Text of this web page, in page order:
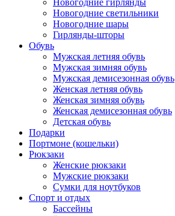
Новогодние светильники
Новогодние шары
Гирлянды-шторы
Обувь
Мужская летняя обувь
Мужская зимняя обувь
Мужская демисезонная обувь
Женская летняя обувь
Женская зимняя обувь
Женская демисезонная обувь
Детская обувь
Подарки
Портмоне (кошельки)
Рюкзаки
Женские рюкзаки
Мужские рюкзаки
Сумки для ноутбуков
Спорт и отдых
Бассейны